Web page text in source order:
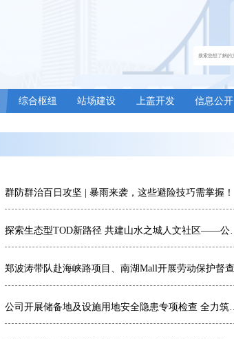
综合枢纽 站场建设 上盖开发 信息公开
群防群治百日攻坚 | 暴雨来袭，这些避险技巧需掌握！